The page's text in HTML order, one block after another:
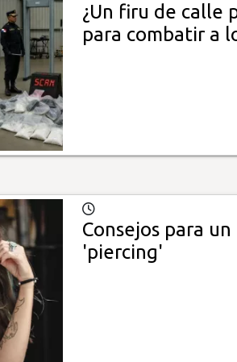
¿Un firu de calle
para combatir a
Consejos para
'piercing'